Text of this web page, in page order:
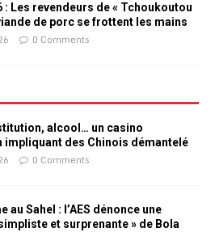
: Les revendeurs de « Tchoukoutou
de porc se frottent les mains
0 Comments
alcool… un casino
impliquant des Chinois démantelé
0 Comments
au Sahel : l’AES dénonce une
et surprenante » de Bola